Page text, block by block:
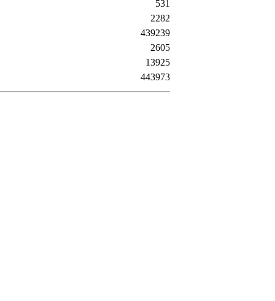
531
2282
439239
2605
13925
443973